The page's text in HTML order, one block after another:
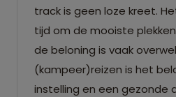
track is geen loze kreet.
tijd om de mooiste
de beloning is vaak
(kampeer)reizen is het
instelling en een gezonde